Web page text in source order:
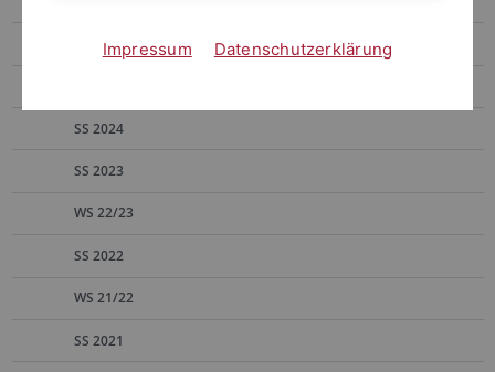
SS 2025
SS 2024
SS 2023
WS 22/23
SS 2022
WS 21/22
SS 2021
Impressum Datenschutzerklärung